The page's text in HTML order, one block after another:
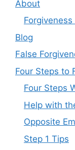
About
Forgiveness
Blog
False
Four Steps to
Four Steps
Help with
Opposite
Step 1 Tips